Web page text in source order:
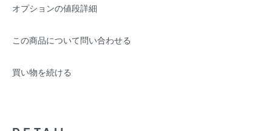
オプションの値段詳細
この商品について問い合わせる
買い物を続ける